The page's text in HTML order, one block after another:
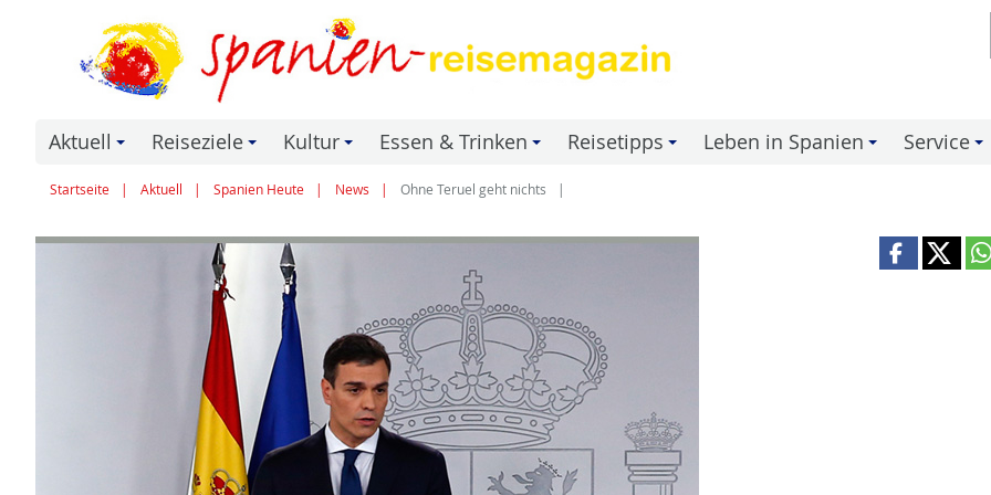
Aktuell Reiseziele Kultur Essen & Trinken Reisetipps Leben in Spanien Service
Startseite Aktuell Spanien Heute News Ohne Teruel geht nichts